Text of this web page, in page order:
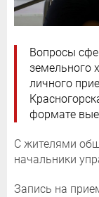
Вопросы
земельного
личного
формате
С жителями
начальники
Запись на